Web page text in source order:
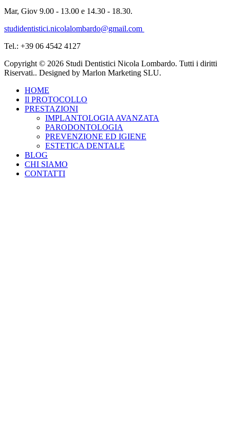
Mar, Giov 9.00 - 13.00 e 14.30 - 18.30.
studidentistici.nicolalombardo@gmail.com
Tel.: +39 06 4542 4127
Copyright © 2026 Studi Dentistici Nicola Lombardo. Tutti i diritti
Riservati.. Designed by Marlon Marketing SLU.
HOME
Il PROTOCOLLO
PRESTAZIONI
IMPLANTOLOGIA AVANZATA
PARODONTOLOGIA
PREVENZIONE ED IGIENE
ESTETICA DENTALE
BLOG
CHI SIAMO
CONTATTI